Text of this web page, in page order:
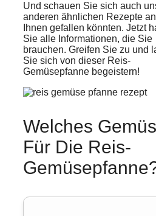
Und schauen Sie sich auch
anderen ähnlichen Rezepte
Ihnen gefallen könnten. Jetzt
Sie alle Informationen, die Sie
brauchen. Greifen Sie zu und
Sie sich von dieser Reis-
Gemüsepfanne begeistern!
Welches
Für Die Reis-